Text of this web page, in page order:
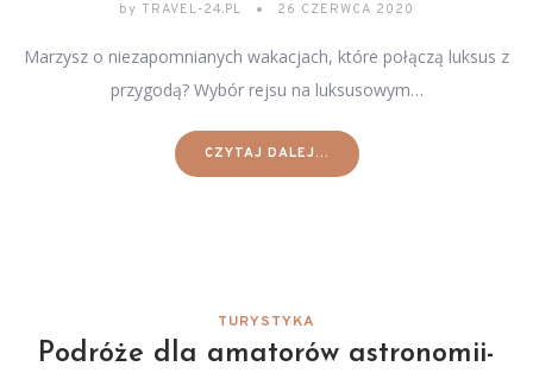
by TRAVEL-24.PL 26 CZERWCA 2020
Marzysz o niezapomnianych wakacjach, które połączą luksus z
przygodą? Wybór rejsu na luksusowym…
CZYTAJ DALEJ...
TURYSTYKA
Podróże dla amatorów astronomii-